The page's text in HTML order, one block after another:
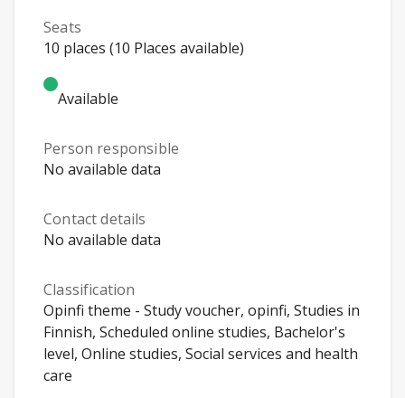
Seats
10 places (10 Places available)
Available
Person responsible
No available data
Contact details
No available data
Classification
Opinfi theme - Study voucher, opinfi, Studies in
Finnish, Scheduled online studies, Bachelor's
level, Online studies, Social services and health
care